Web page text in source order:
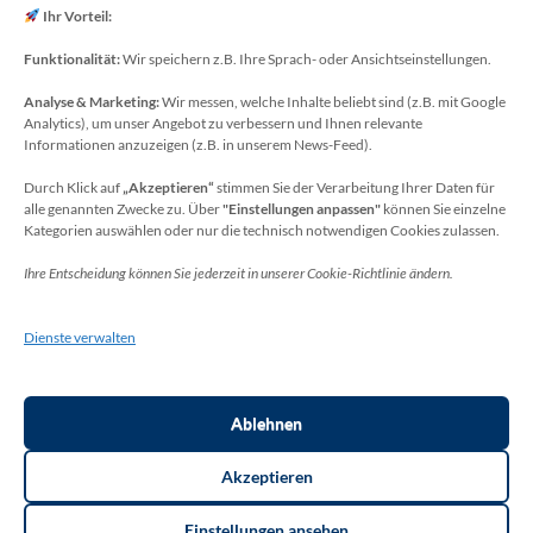
Ihr Vorteil:
Funktionalität:Wir speichern z.B. Ihre Sprach- oder Ansichtseinstellungen.
Analyse & Marketing:Wir messen, welche Inhalte beliebt sind (z.B. mit Google
Analytics), um unser Angebot zu verbessern und Ihnen relevante
Informationen anzuzeigen (z.B. in unserem News-Feed).
Durch Klick auf „Akzeptieren“ stimmen Sie der Verarbeitung Ihrer Daten für
alle genannten Zwecke zu. Über"Einstellungen anpassen" können Sie einzelne
Kategorien auswählen oder nur die technisch notwendigen Cookies zulassen.
Ihre Entscheidung können Sie jederzeit in unserer Cookie-Richtlinie ändern.
Dienste verwalten
Akzeptieren
Ablehnen
E-Mail: koechling[at]meckenheim-thr.de
Datenschutzbeauftragter
Sie erreichen unseren Datenschutzbeauftragten
unter:
Wolfgang Dax-Rommswinkel
Schulamt für den Rhein-Sieg Kreis
Kaiser-Wilhelm-Platz 1
Deutschland
E-Mail: datenschutz-schulen[at]rhein-sieg-kreis.de